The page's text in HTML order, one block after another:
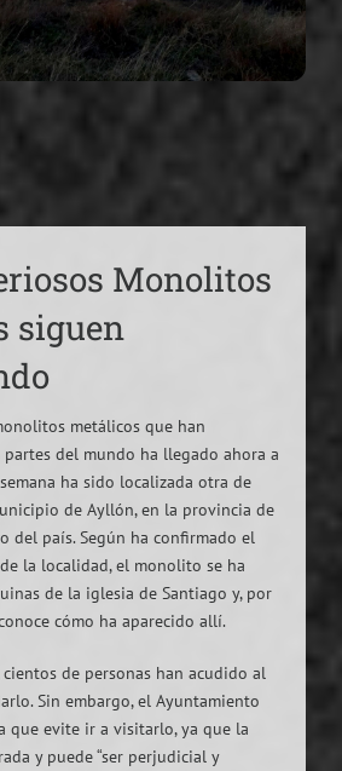
Monolitos
siguen
metálicos que han
del mundo ha llegado ahora a
ha sido localizada otra de
de Ayllón, en la provincia de
del país. Según ha confirmado el
la localidad, el monolito se ha
de la iglesia de Santiago y, por
cómo ha aparecido allí.
cientos de personas han acudido al
Sin embargo, el Ayuntamiento
que evite ir a visitarlo, ya que la
y puede “ser perjudicial y